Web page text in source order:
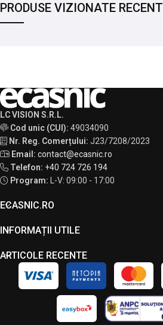
PRODUSE VIZIONATE RECENT
LC VISION S.R.L.
Cod unic (CUI): 49034090
Nr. Reg. Comerțului: J23/7208/2023
Email: contact@ecasnic.ro
Telefon: +40 724 726 194
Program:
L-V: 09:00 - 17:00
ECASNIC.RO
INFORMAȚII UTILE
ARTICOLE RECENTE